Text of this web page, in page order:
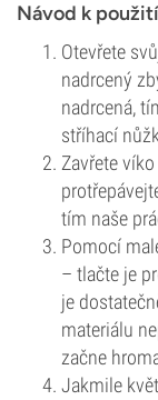
Návod k použití
Otevřete
nadrcený
nadrcená,
stříhací
Zavřete
tím naše
Pomocí
– tlačte je
je
materiálu
začne
Jakmile